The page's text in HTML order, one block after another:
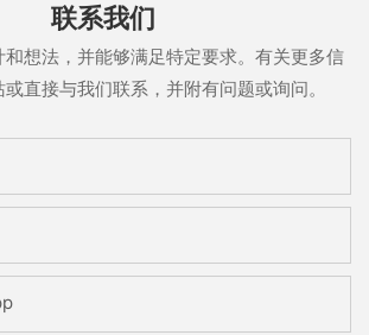
联系我们
想法，并能够满足特定要求。有关更多信
直接与我们联系，并附有问题或询问。